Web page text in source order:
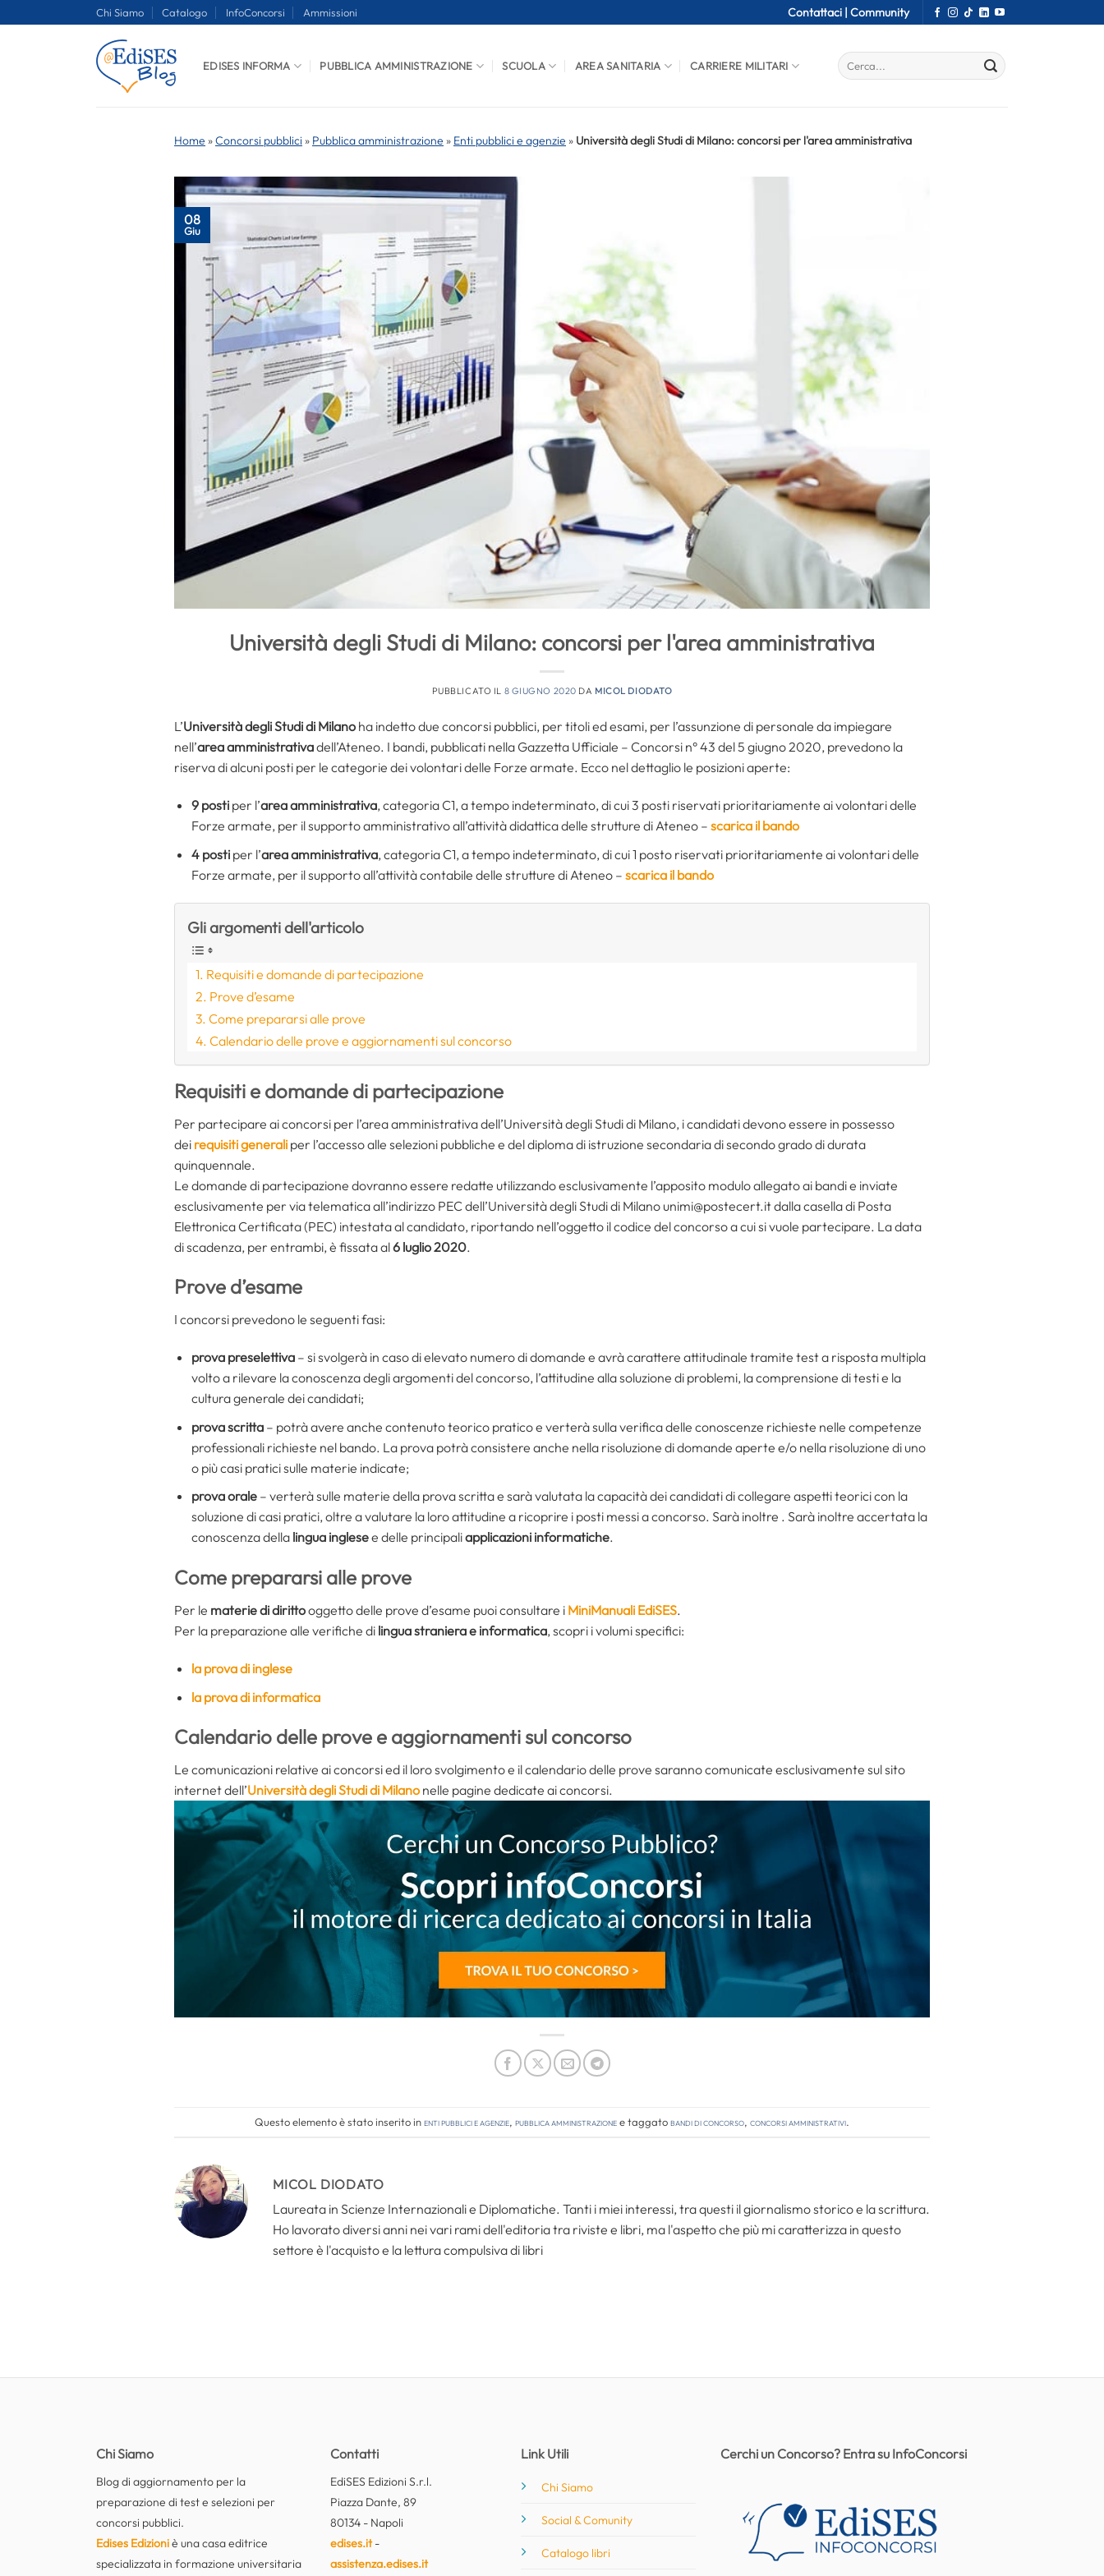
Chi Siamo Catalogo InfoConcorsi Ammissioni Contattaci | Community
EDISES INFORMA PUBBLICA AMMINISTRAZIONE SCUOLA AREA SANITARIA CARRIERE MILITARI
Home »Concorsi pubblici » Pubblica amministrazione » Enti pubblici e agenzie » Università degli Studi di Milano: concorsi per l'area amministrativa
08
Giu
Università degli Studi di Milano: concorsi per l'area amministrativa
PUBBLICATO IL 8 GIUGNO 2020 DA MICOL DIODATO
L’Università degli Studi di Milano ha indetto due concorsi pubblici, per titoli ed esami, per l’assunzione di personale da impiegare
nell’area amministrativadell’Ateneo. I bandi, pubblicati nella Gazzetta Ufficiale – Concorsi n° 43 del 5 giugno 2020, prevedono la
riserva di alcuni posti per le categorie dei volontari delle Forze armate. Ecco nel dettaglio le posizioni aperte:
9 posti per l’area amministrativa, categoria C1, a tempo indeterminato, di cui 3 posti riservati prioritariamente ai volontari delle
Forze armate, per il supporto amministrativo all’attività didattica delle strutture di Ateneo – scarica il bando
4 posti per l’area amministrativa, categoria C1, a tempo indeterminato, di cui 1 posto riservati prioritariamente ai volontari delle
Forze armate, per il supporto all’attività contabile delle strutture di Ateneo – scarica il bando
Gli argomenti dell'articolo
Requisiti e domande di partecipazione
Prove d’esame
Come prepararsi alle prove
Calendario delle prove e aggiornamenti sul concorso
Requisiti e domande di partecipazione
Per partecipare ai concorsi per l’area amministrativa dell’Università degli Studi di Milano, i candidati devono essere in possesso
dei requisiti generali per l’accesso alle selezioni pubbliche e del diploma di istruzione secondaria di secondo grado di durata
quinquennale.
Le domande di partecipazione dovranno essere redatte utilizzando esclusivamente l’apposito modulo allegato ai bandi e inviate
esclusivamente per via telematica all’indirizzo PEC dell’Università degli Studi di Milano unimi@postecert.it dalla casella di Posta
Elettronica Certificata (PEC) intestata al candidato, riportando nell’oggetto il codice del concorso a cui si vuole partecipare. La data
di scadenza, per entrambi, è fissata al6 luglio 2020.
Prove d’esame
I concorsi prevedono le seguenti fasi:
prova preselettiva– si svolgerà in caso di elevato numero di domande e avrà carattere attitudinale tramite test a risposta multipla
volto a rilevare la conoscenza degli argomenti del concorso, l’attitudine alla soluzione di problemi, la comprensione di testi e la
cultura generale dei candidati;
prova scritta– potrà avere anche contenuto teorico pratico e verterà sulla verifica delle conoscenze richieste nelle competenze
professionali richieste nel bando. La prova potrà consistere anche nella risoluzione di domande aperte e/o nella risoluzione di uno
o più casi pratici sulle materie indicate;
prova orale– verterà sulle materie della prova scritta e sarà valutata la capacità dei candidati di collegare aspetti teorici con la
soluzione di casi pratici, oltre a valutare la loro attitudine a ricoprire i posti messi a concorso. Sarà inoltre . Sarà inoltre accertata la
conoscenza della lingua inglesee delle principaliapplicazioni informatiche.
Come prepararsi alle prove
Per le materie di dirittooggetto delle prove d’esame puoi consultare i MiniManuali EdiSES.
Per la preparazione alle verifiche di lingua straniera e informatica, scopri i volumi specifici:
la prova di inglese
la prova di informatica
Calendario delle prove e aggiornamenti sul concorso
Le comunicazioni relative ai concorsi ed il loro svolgimento e il calendario delle prove saranno comunicate esclusivamente sul sito
internet dell’Università degli Studi di Milano nelle pagine dedicate ai concorsi.
Questo elemento è stato inserito inEnti pubblici e agenzie, Pubblica amministrazionee taggatobandi di concorso, concorsi amministrativi.
MICOL DIODATO
Laureata in Scienze Internazionali e Diplomatiche. Tanti i miei interessi, tra questi il giornalismo storico e la scrittura.
Ho lavorato diversi anni nei vari rami dell'editoria tra riviste e libri, ma l'aspetto che più mi caratterizza in questo
settore è l'acquisto e la lettura compulsiva di libri
Chi Siamo
Blog di aggiornamento per la
preparazione di test e selezioni per
concorsi pubblici.
Edises Edizioniè una casa editrice
specializzata in formazione universitaria
Contatti
EdiSES Edizioni S.r.l.
Piazza Dante, 89
80134 - Napoli
edises.it-
assistenza.edises.it
Link Utili
Chi Siamo
Social & Comunity
Catalogo libri
Cerchi un Concorso? Entra su InfoConcorsi